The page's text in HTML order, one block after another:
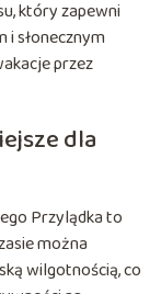
który zapewni
i słonecznym
przez
dla
Przylądka to
można
wilgotnością, co